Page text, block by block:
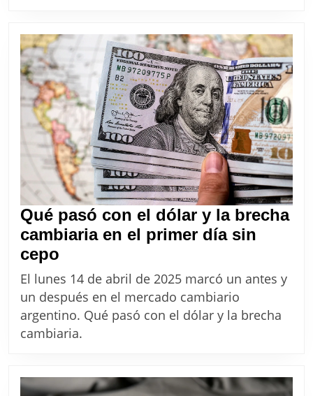
dólar
oficial
Qué pasó con el dólar y la brecha
cambiaria en el primer día sin
cepo
pasó
con
el
dólar
brecha
El lunes 14 de abril de 2025 marcó un antes y
un después en el mercado cambiario
argentino. Qué pasó con el dólar y la brecha
cambiaria.